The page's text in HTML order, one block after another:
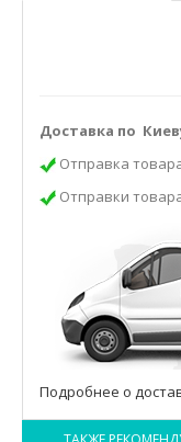
Доставка по
Отправка
Отправки
Подробнее о